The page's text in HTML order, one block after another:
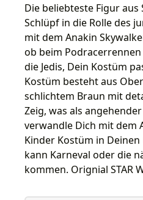
Die beliebteste Figur aus
Schlüpf in die Rolle des
mit dem Anakin
ob beim
die Jedis, Dein Kostüm
Kostüm besteht aus
schlichtem Braun mit
Zeig, was als
verwandle Dich mit dem
Kinder Kostüm in Deinen
kann Karneval oder die
kommen. Orignial STAR